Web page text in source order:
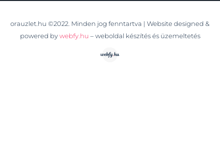
orauzlet.hu ©2022. Minden jog fenntartva | Website designed &
powered by webfy.hu – weboldal készítés és üzemeltetés